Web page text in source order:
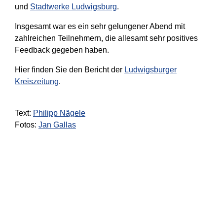
und Stadtwerke Ludwigsburg.
Insgesamt war es ein sehr gelungener Abend mit
zahlreichen Teilnehmern, die allesamt sehr positives
Feedback gegeben haben.
Hier finden Sie den Bericht der Ludwigsburger
Kreiszeitung.
Text: Philipp Nägele
Fotos: Jan Gallas